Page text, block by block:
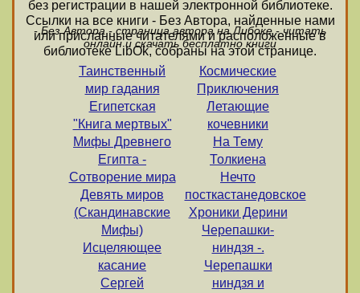
без регистрации в нашей электронной библиотеке.
Ссылки на все книги - Без Автора, найденные нами
или присланные читателями и расположенные в
библиотеке LibOk, собраны на этой странице.
- Без Автора - страница автора на Либоке - читать
онлайн и скачать бесплатно книги
Таинственный
мир гадания
Египетская
"Книга мертвых"
Мифы Древнего
Египта -
Сотворение мира
Девять миров
(Скандинавские
Мифы)
Исцеляющее
касание
Сергей
Космические
Приключения
Летающие
кочевники
На Тему
Толкиена
Нечто
посткастанедовское
Хроники Дерини
Черепашки-
ниндзя -.
Черепашки
ниндзя и